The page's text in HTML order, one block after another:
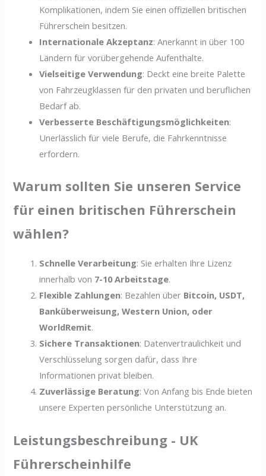
Komplikationen, indem Sie einen offiziellen britischen
Führerschein besitzen.
Internationale Akzeptanz: Anerkannt in über 100
Ländern für vorübergehende Aufenthalte.
Vielseitige Verwendung: Deckt eine breite Palette
von Fahrzeugklassen für den privaten und beruflichen
Bedarf ab.
Verbesserte Beschäftigungsmöglichkeiten:
Unerlässlich für viele Berufe, die Fahrkenntnisse
erfordern.
Warum sollten Sie unseren Service
für einen britischen Führerschein
wählen?
Schnelle Verarbeitung: Sie erhalten Ihre Lizenz
innerhalb von 7-10 Arbeitstage.
Flexible Zahlungen: Bezahlen über Bitcoin, USDT,
Banküberweisung, Western Union, oder
WorldRemit.
Sichere Transaktionen: Datenvertraulichkeit und
Verschlüsselung sorgen dafür, dass Ihre
Informationen privat bleiben.
Zuverlässige Beratung: Von Anfang bis Ende bieten
unsere Experten persönliche Unterstützung an.
Leistungsbeschreibung - UK
Führerscheinhilfe